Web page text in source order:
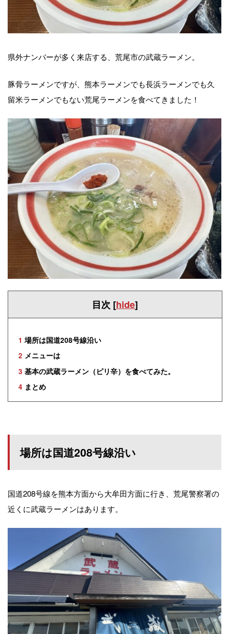
県外ナンバーが多く来店する、荒尾市の武蔵ラーメン。
豚骨ラーメンですが、熊本ラーメンでも長浜ラーメンでも久
留米ラーメンでもない荒尾ラーメンを食べてきました！
目次 [hide]
1 場所は国道208号線沿い
2 メニューは
3 基本の武蔵ラーメン（ピリ辛）を食べてみた。
4 まとめ
場所は国道208号線沿い
国道208号線を熊本方面から大牟田方面に行き、荒尾警察署の
近くに武蔵ラーメンはあります。